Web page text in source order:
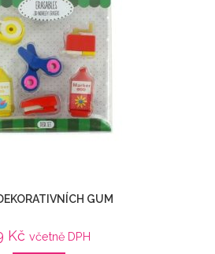
GUM
Kč včetně DPH